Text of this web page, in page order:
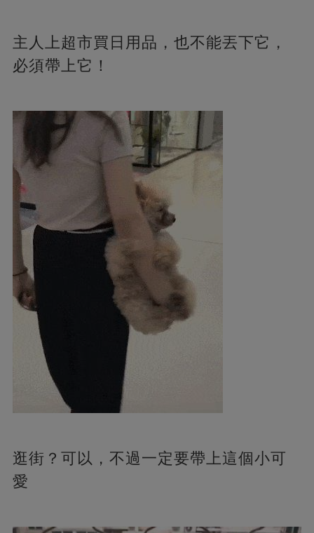
主人上超市買日用品，也不能丟下它，
必須帶上它！
逛街？可以，不過一定要帶上這個小可
愛